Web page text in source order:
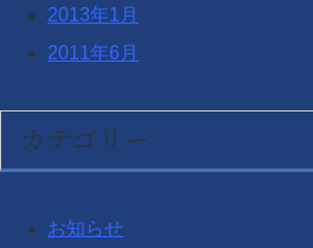
2013年1月
2011年6月
カテゴリー
お知らせ